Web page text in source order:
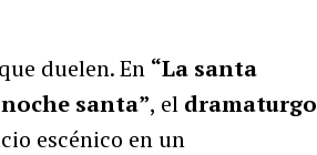
duelen. En “La santa
santa”, el dramaturgo
escénico en un